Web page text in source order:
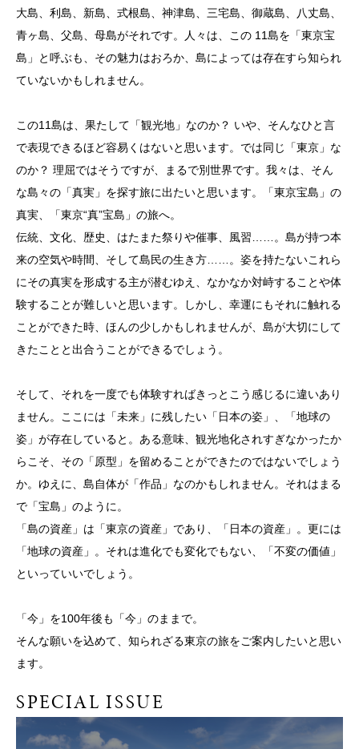
大島、利島、新島、式根島、神津島、三宅島、御蔵島、八丈島、
青ヶ島、父島、母島がそれです。人々は、この 11島を「東京宝
島」と呼ぶも、その魅力はおろか、島によっては存在すら知られ
ていないかもしれません。
この11島は、果たして「観光地」なのか？ いや、そんなひと言
で表現できるほど容易くはないと思います。では同じ「東京」な
のか？ 理屈ではそうですが、まるで別世界です。我々は、そん
な島々の「真実」を探す旅に出たいと思います。「東京宝島」の
真実、「東京“真”宝島」の旅へ。
伝統、文化、歴史、はたまた祭りや催事、風習……。島が持つ本
来の空気や時間、そして島民の生き方……。姿を持たないこれら
にその真実を形成する主が潜むゆえ、なかなか対峙することや体
験することが難しいと思います。しかし、幸運にもそれに触れる
ことができた時、ほんの少しかもしれませんが、島が大切にして
きたことと出合うことができるでしょう。
そして、それを一度でも体験すればきっとこう感じるに違いあり
ません。ここには「未来」に残したい「日本の姿」、「地球の
姿」が存在していると。ある意味、観光地化されすぎなかったか
らこそ、その「原型」を留めることができたのではないでしょう
か。ゆえに、島自体が「作品」なのかもしれません。それはまる
で「宝島」のように。
「島の資産」は「東京の資産」であり、「日本の資産」。更には
「地球の資産」。それは進化でも変化でもない、「不変の価値」
といっていいでしょう。
「今」を100年後も「今」のままで。
そんな願いを込めて、知られざる東京の旅をご案内したいと思い
ます。
SPECIAL ISSUE